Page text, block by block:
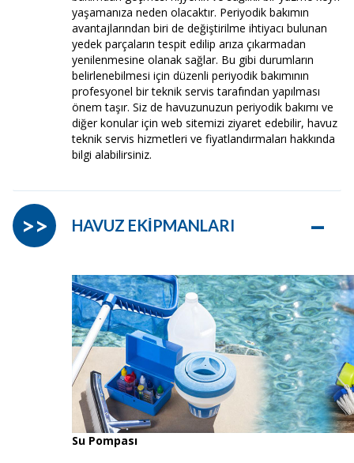
yaşamanıza neden olacaktır. Periyodik bakımın
avantajlarından biri de değiştirilme ihtiyacı bulunan
yedek parçaların tespit edilip arıza çıkarmadan
yenilenmesine olanak sağlar. Bu gibi durumların
belirlenebilmesi için düzenli periyodik bakımının
profesyonel bir teknik servis tarafından yapılması
önem taşır. Siz de havuzunuzun periyodik bakımı ve
diğer konular için web sitemizi ziyaret edebilir, havuz
teknik servis hizmetleri ve fiyatlandırmaları hakkında
bilgi alabilirsiniz.
HAVUZ EKİPMANLARI –
>>
Su Pompası